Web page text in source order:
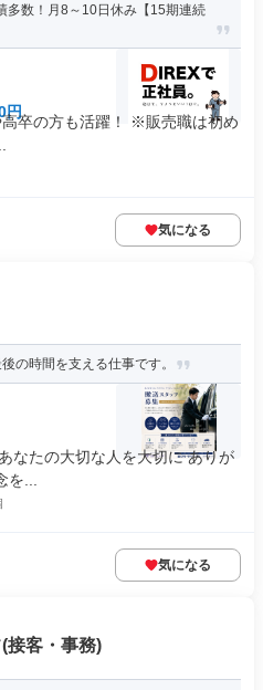
数！月8～10日休み【15期連続
円
卒の方も活躍！ ※販売職は初め
気になる
の時間を支える仕事です。
なたの大切な人を大切に ありが
...
気になる
接客・事務)